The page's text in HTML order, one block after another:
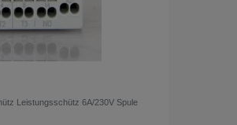
Leistungsschütz 6A/230V Spule